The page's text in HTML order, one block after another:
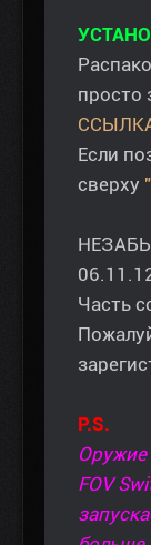
просто
Если
сверху
Часть
P.S.
Оружие
FOV